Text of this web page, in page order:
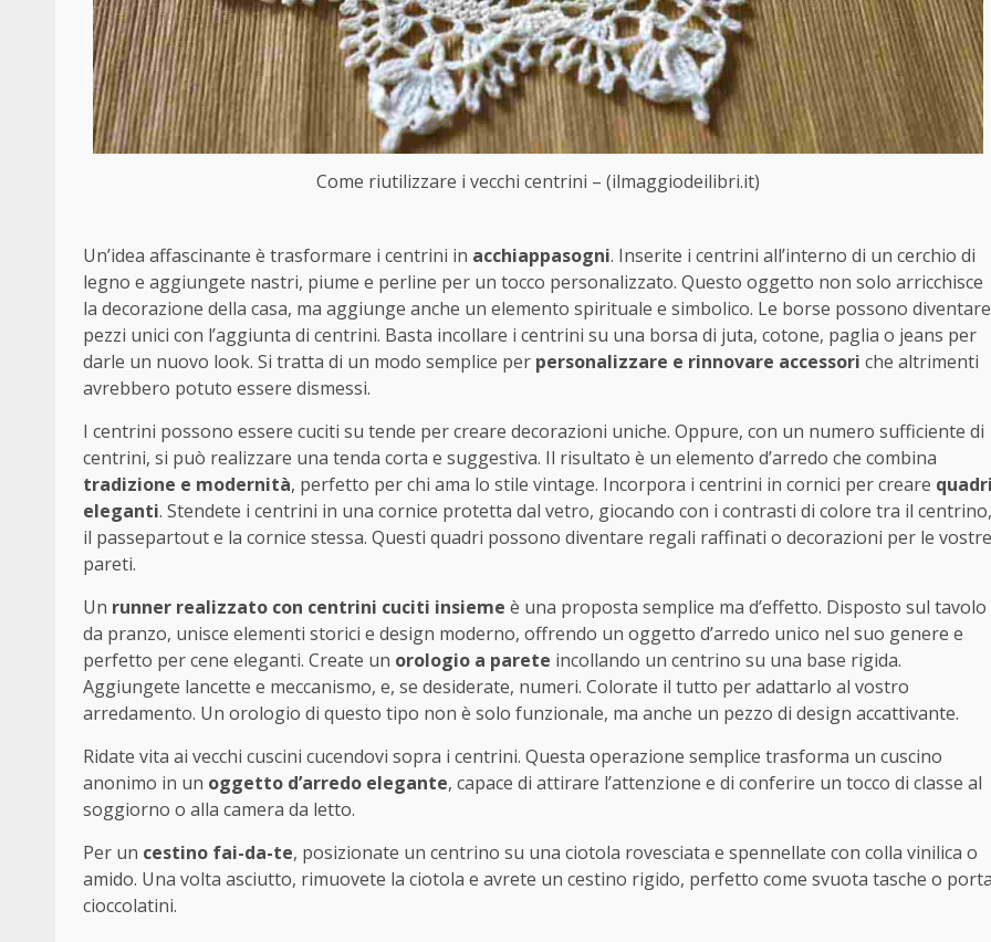
Come riutilizzare i vecchi centrini – (ilmaggiodeilibri.it)
Un’idea affascinante è trasformare i centrini in acchiappasogni. Inserite i centrini all’interno di un cerchio di
legno e aggiungete nastri, piume e perline per un tocco personalizzato. Questo oggetto non solo arricchisce
la decorazione della casa, ma aggiunge anche un elemento spirituale e simbolico. Le borse possono diventare
pezzi unici con l’aggiunta di centrini. Basta incollare i centrini su una borsa di juta, cotone, paglia o jeans per
darle un nuovo look. Si tratta di un modo semplice per personalizzare e rinnovare accessori che altrimenti
avrebbero potuto essere dismessi.
I centrini possono essere cuciti su tende per creare decorazioni uniche. Oppure, con un numero sufficiente di
centrini, si può realizzare una tenda corta e suggestiva. Il risultato è un elemento d’arredo che combina
tradizione e modernità, perfetto per chi ama lo stile vintage. Incorpora i centrini in cornici per creare
eleganti. Stendete i centrini in una cornice protetta dal vetro, giocando con i contrasti di colore tra il centrino,
il passepartout e la cornice stessa. Questi quadri possono diventare regali raffinati o decorazioni per le vostre
pareti.
Un runner realizzato con centrini cuciti insieme è una proposta semplice ma d’effetto. Disposto sul tavolo
da pranzo, unisce elementi storici e design moderno, offrendo un oggetto d’arredo unico nel suo genere e
perfetto per cene eleganti. Create un orologio a parete incollando un centrino su una base rigida.
Aggiungete lancette e meccanismo, e, se desiderate, numeri. Colorate il tutto per adattarlo al vostro
arredamento. Un orologio di questo tipo non è solo funzionale, ma anche un pezzo di design accattivante.
Ridate vita ai vecchi cuscini cucendovi sopra i centrini. Questa operazione semplice trasforma un cuscino
anonimo in un oggetto d’arredo elegante, capace di attirare l’attenzione e di conferire un tocco di classe al
soggiorno o alla camera da letto.
Per un cestino fai-da-te, posizionate un centrino su una ciotola rovesciata e spennellate con colla vinilica o
amido. Una volta asciutto, rimuovete la ciotola e avrete un cestino rigido, perfetto come svuota tasche o
cioccolatini.